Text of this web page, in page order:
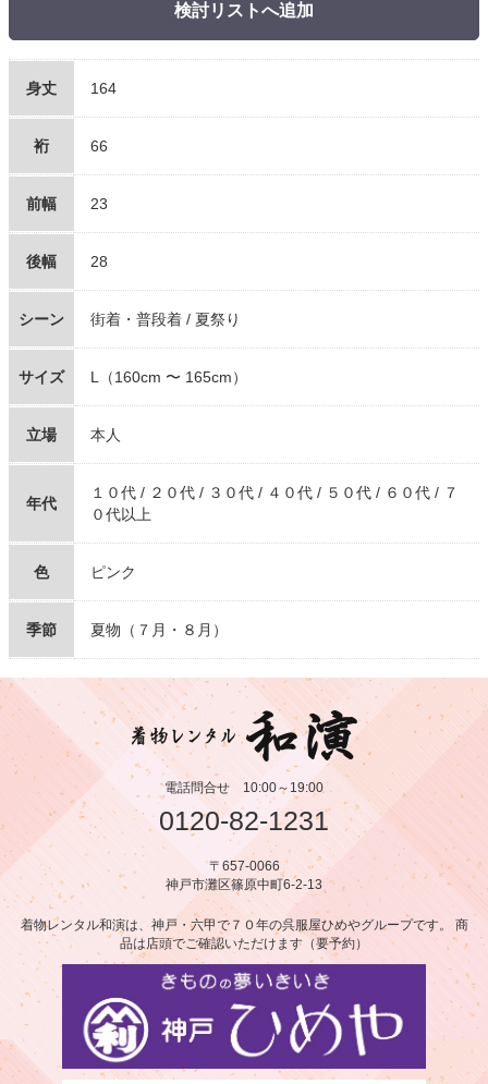
検討リストへ追加
身丈 164
裄 66
前幅 23
後幅 28
シーン 街着・普段着 / 夏祭り
サイズ L（160cm 〜 165cm）
立場 本人
年代
１０代 / ２０代 / ３０代 / ４０代 / ５０代 / ６０代 / ７
０代以上
色 ピンク
季節 夏物（７月・８月）
電話問合せ 10:00～19:00
0120-82-1231
〒657-0066
神戸市灘区篠原中町6-2-13
着物レンタル和演は、神戸・六甲で７０年の呉服屋ひめやグループです。 商
品は店頭でご確認いただけます（要予約）